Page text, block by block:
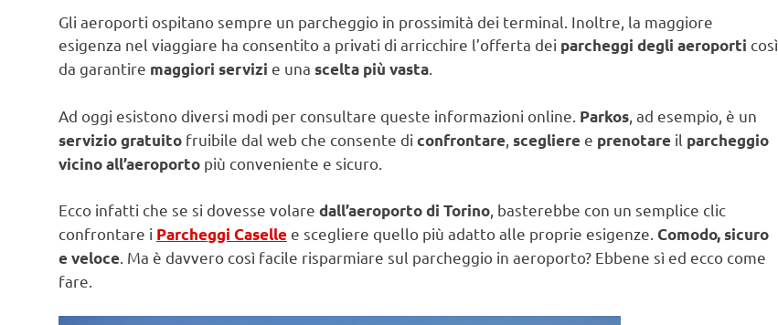
Gli aeroporti ospitano sempre un parcheggio in prossimità dei terminal. Inoltre, la maggiore
esigenza nel viaggiare ha consentito a privati di arricchire l’offerta dei parcheggi degli aeroporti così
da garantire maggiori servizi e una scelta più vasta.
Ad oggi esistono diversi modi per consultare queste informazioni online. Parkos , ad esempio, è un
servizio gratuito fruibile dal web che consente di confrontare scegliere e prenotare il parcheggio
vicino all’aeroporto più conveniente e sicuro.
Ecco infatti che se si dovesse volare dall’aeroporto di Torino, basterebbe con un semplice clic
confrontare i Parcheggi Caselle e scegliere quello più adatto alle proprie esigenze. Comodo, sicuro
e veloce. Ma è davvero così facile risparmiare sul parcheggio in aeroporto? Ebbene sì ed ecco come
fare.